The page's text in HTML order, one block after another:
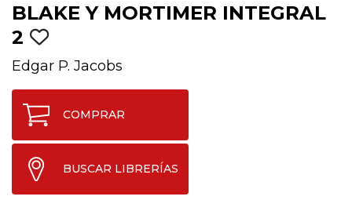
BLAKE Y MORTIMER INTEGRAL
2
Edgar P. Jacobs
COMPRAR
BUSCAR LIBRERÍAS